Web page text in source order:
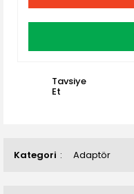
Kategori Adaptör
Tavsiye
Et